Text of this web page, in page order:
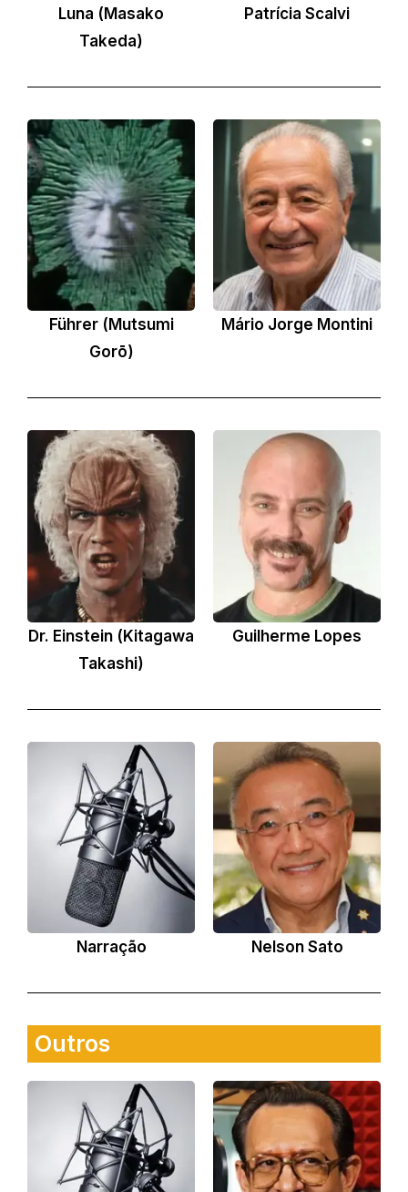
Luna (Masako
Takeda)
Patrícia Scalvi
Führer (Mutsumi
Gorō)
Mário Jorge Montini
Dr. Einstein (Kitagawa
Takashi)
Guilherme Lopes
Narração Nelson Sato
Outros